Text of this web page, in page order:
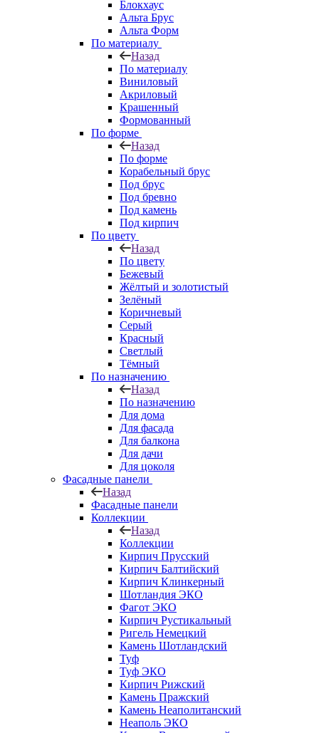
Блокхаус
Альта Брус
Альта Форм
По материалу
Назад
По материалу
Виниловый
Акриловый
Крашенный
Формованный
По форме
Назад
По форме
Корабельный брус
Под брус
Под бревно
Под камень
Под кирпич
По цвету
Назад
По цвету
Бежевый
Жёлтый и золотистый
Зелёный
Коричневый
Серый
Красный
Светлый
Тёмный
По назначению
Назад
По назначению
Для дома
Для фасада
Для балкона
Для дачи
Для цоколя
Фасадные панели
Назад
Фасадные панели
Коллекции
Назад
Коллекции
Кирпич Прусский
Кирпич Балтийский
Кирпич Клинкерный
Шотландия ЭКО
Фагот ЭКО
Кирпич Рустикальный
Ригель Немецкий
Камень Шотландский
Туф
Туф ЭКО
Кирпич Рижский
Камень Пражский
Камень Неаполитанский
Неаполь ЭКО